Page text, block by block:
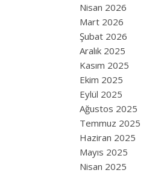
Nisan 2026
Mart 2026
Şubat 2026
Aralık 2025
Kasım 2025
Ekim 2025
Eylül 2025
Ağustos 2025
Temmuz 2025
Haziran 2025
Mayıs 2025
Nisan 2025